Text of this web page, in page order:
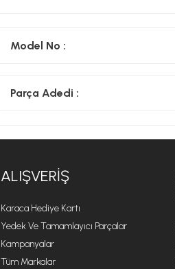
Model No :
Parça Adedi :
ALIŞVERIŞ
Karaca Hediye Kartı
Yedek Ve Tamamlayıcı Parçalar
Kampanyalar
Tüm Markalar